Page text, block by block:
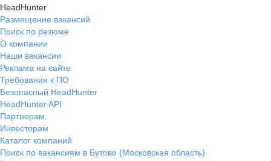
внимательное руководство.
Помощь на всех этапах адаптации
и работы.
HeadHunter
Размещение вакансий
Поиск по резюме
О компании
Наши вакансии
Реклама на сайте
Требования к ПО
Безопасный HeadHunter
HeadHunter API
Партнерам
Инвесторам
Каталог компаний
Поиск по вакансиям в Бутово (Московская область)